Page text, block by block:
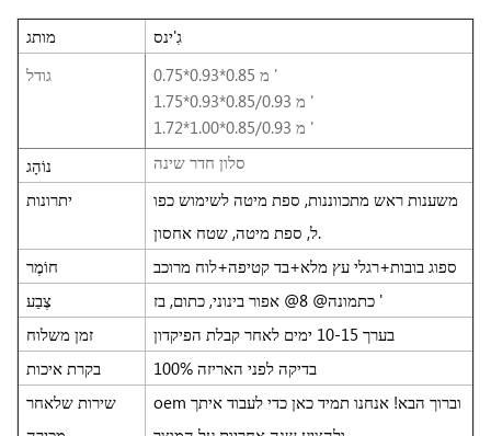
מותג
גִ'ינס
גודל
0.75*0.93*0.85 מ '
1.75*0.93*0.85/0.93 מ '
1.72*1.00*0.85/0.93 מ '
נוֹהָג
סלון חדר שינה
יתרונות
משענות ראש מתכווננות, ספת מיטה לשימוש כפו
ל, ספת מיטה, שטח אחסון.
חוֹמֶר
ספוג בובות+רגלי עץ מלא+בד קטיפה+לוח מרוכב
צֶבַע
כתמונה@ 8@ אפור בינוני, כתום, בז '
זמן משלוח
בערך 10-15 ימים לאחר קבלת הפיקדון
בקרת איכות
100% בדיקה לפני האריזה
שירות שלאחר
oem וברוך הבא! אנחנו תמיד כאן כדי לעבוד איתך